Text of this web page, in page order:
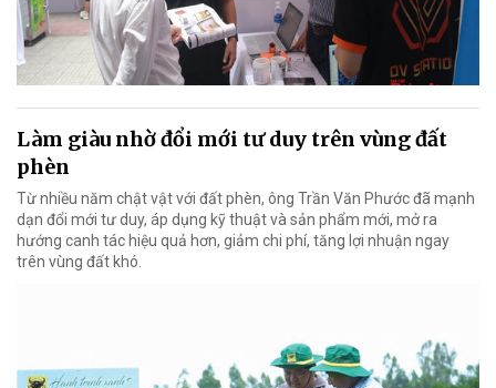
Làm giàu nhờ đổi mới tư duy trên vùng đất
phèn
Từ nhiều năm chật vật với đất phèn, ông Trần Văn Phước đã mạnh
dạn đổi mới tư duy, áp dụng kỹ thuật và sản phẩm mới, mở ra
hướng canh tác hiệu quả hơn, giảm chi phí, tăng lợi nhuận ngay
trên vùng đất khó.